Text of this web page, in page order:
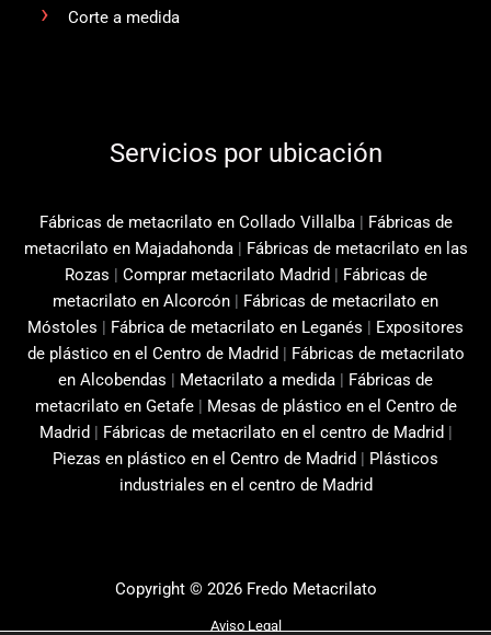
Corte a medida
Servicios por ubicación
Fábricas de metacrilato en Collado Villalba| Fábricas de
metacrilato en Majadahonda| Fábricas de metacrilato en las
Rozas | Comprar metacrilato Madrid | Fábricas de
metacrilato en Alcorcón | Fábricas de metacrilato en
Móstoles | Fábrica de metacrilato en Leganés | Expositores
de plástico en el Centro de Madrid | Fábricas de metacrilato
en Alcobendas | Metacrilato a medida | Fábricas de
metacrilato en Getafe| Mesas de plástico en el Centro de
Madrid | Fábricas de metacrilato en el centro de Madrid |
Piezas en plástico en el Centro de Madrid | Plásticos
industriales en el centro de Madrid
Copyright © 2026 Fredo Metacrilato
Aviso Legal